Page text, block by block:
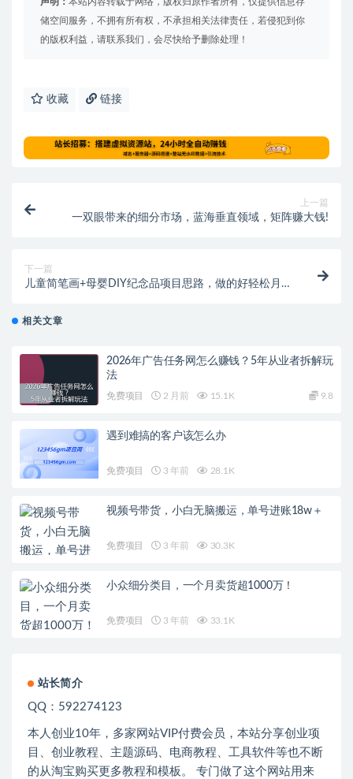
储空间服务，不拥有所有权，不承担相关法律责任，若侵犯到你
的版权利益，请联系我们，会尽快给予删除处理！
收藏 链接
上一篇
一双眼带来的细分市场，蓝海垂直领域，矩阵赚大钱!
下一篇
儿童简笔画+母婴DIY纪念品项目思路，做的好轻松月入
相关文章
2026年广告任务网怎么赚钱？5年从业者拆解玩
法
免费项目 2 月前 15.1K 9.8
遇到难搞的客户该怎么办
免费项目 3 年前 28.1K
视频号带货，小白无脑搬运，单号进账18w＋
免费项目 3 年前 30.3K
小众细分类目，一个月卖货超1000万！
免费项目 3 年前 33.1K
站长简介
QQ：592274123
本人创业10年，多家网站VIP付费会员，本站分享创业项
目、创业教程、主题源码、电商教程、工具软件等也不断
的从淘宝购买更多教程和模板。 专门做了这个网站用来